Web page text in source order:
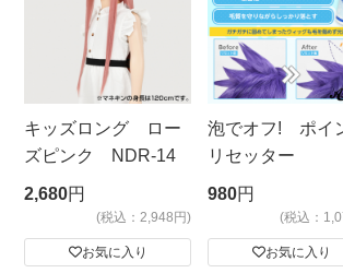
キッズロング ロー
ズピンク NDR-14
2,680円
(税込：2,948円)
お気に入り
泡でオフ! ポイ
リセッター
980円
(税込：
お気に入り